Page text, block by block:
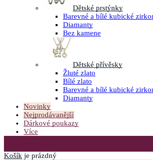
Dětské prstýnky
Barevné a bílé kubické
Diamanty
Bez kamene
Dětské přívěsky
Žluté zlato
Bílé zlato
Barevné a bílé kubické
Diamanty
Novinky
Nejprodávanější
Dárkové poukazy
Více
Košík je prázdný